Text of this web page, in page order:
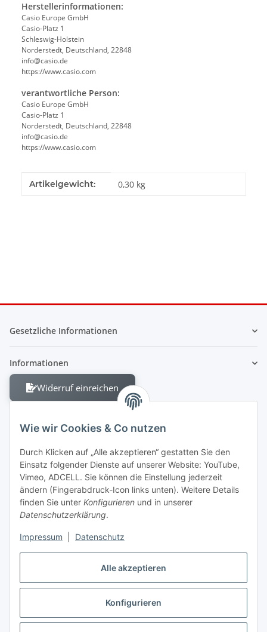
Alle akzeptieren
Konfigurieren
Wie wir Cookies & Co nutzen
Durch Klicken auf „Alle akzeptieren“ gestatten Sie den
Einsatz folgender Dienste auf unserer Website: YouTube,
Vimeo, ADCELL. Sie können die Einstellung jederzeit
ändern (Fingerabdruck-Icon links unten). Weitere Details
finden Sie unter Konfigurieren und in unserer
Datenschutzerklärung.
Impressum Datenschutz
Herstellerinformationen:
Casio Europe GmbH
Casio-Platz 1
Schleswig-Holstein
Norderstedt, Deutschland, 22848
info@casio.de
https://www.casio.com
verantwortliche Person:
Casio Europe GmbH
Casio-Platz 1
Norderstedt, Deutschland, 22848
info@casio.de
https://www.casio.com
Produkteigenschaft
Wert
Artikelgewicht: 0,30 kg
Gesetzliche Informationen
Informationen
Widerruf einreichen
Berliner Allee 38
13088 Berlin
Shop +49 30 4280 2070
Fax +49 30 4280 2071